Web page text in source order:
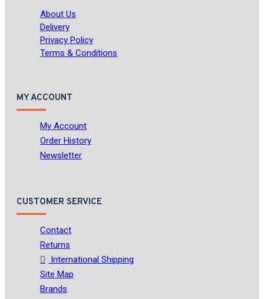
About Us
Delivery
Privacy Policy
Terms & Conditions
MY ACCOUNT
My Account
Order History
Newsletter
CUSTOMER SERVICE
Contact
Returns
International Shipping
Site Map
Brands